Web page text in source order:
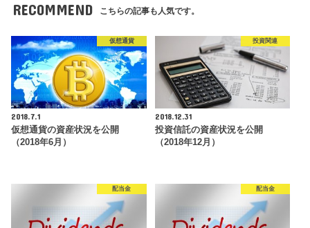
RECOMMEND こちらの記事も人気です。
仮想通貨
2018.7.1
仮想通貨の資産状況を公開
（2018年6月）
投資関連
2018.12.31
投資信託の資産状況を公開
（2018年12月）
配当金 配当金